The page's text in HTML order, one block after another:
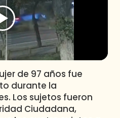
de 97 años fue
durante la
Los sujetos fueron
Ciudadana,